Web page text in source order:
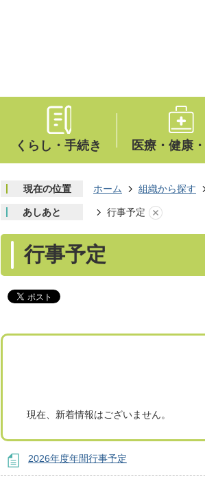
くらし・手続き 医療・健康
現在の位置 ホーム 組織から探す
あしあと 行事予定
行事予定
現在、新着情報はございません。
2026年度年間行事予定